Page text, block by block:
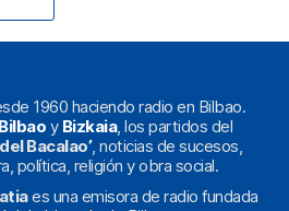
1960 haciendo radio en Bilbao.
Bilbao y Bizkaia, los partidos del
Bacalao’, noticias de sucesos,
política, religión y obra social.
es una emisora de radio fundada